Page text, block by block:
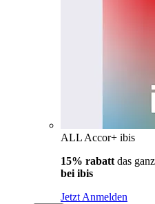
ALL Accor+ ibis
15% rabatt das
bei ibis
Jetzt Anmelden